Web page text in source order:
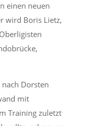
einen neuen
wird Boris Lietz,
Dorsten
mit
Training zuletzt